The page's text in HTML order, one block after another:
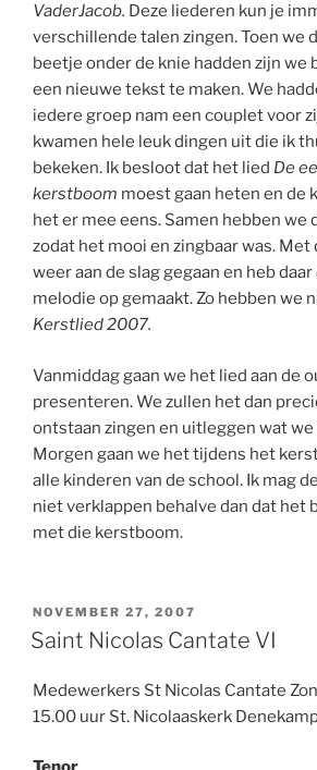
VaderJacob. Deze liederen kun je
verschillende talen zingen. Toen we
beetje onder de knie hadden zijn we
een nieuwe tekst te maken. We
iedere groep nam een couplet voor
kwamen hele leuk dingen uit die ik
bekeken. Ik besloot dat het lied De
kerstboom moest gaan heten en de
het er mee eens. Samen hebben
zodat het mooi en zingbaar was.
weer aan de slag gegaan en heb
melodie op gemaakt. Zo hebben we
Kerstlied 2007.
Vanmiddag gaan we het lied aan de
presenteren. We zullen het dan
ontstaan zingen en uitleggen wat we
Morgen gaan we het tijdens het
alle kinderen van de school. Ik mag
niet verklappen behalve dan dat het
met die kerstboom.
GEPLAATST
OP
NOVEMBER 27, 2007
Saint Nicolas Cantate VI
Medewerkers St Nicolas Cantate
15.00 uur St. Nicolaaskerk